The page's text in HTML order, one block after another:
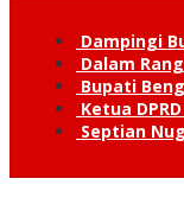
Dampingi
Dalam
Bupati
Ketua
Septian